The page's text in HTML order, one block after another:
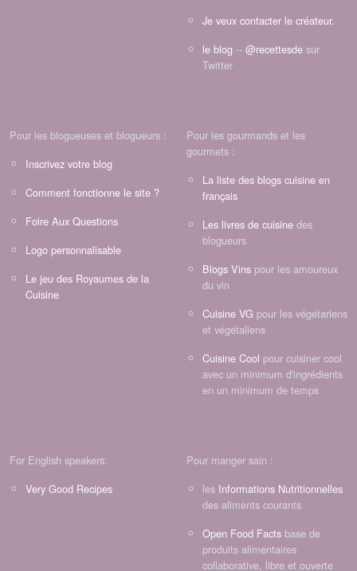
Je veux contacter le créateur.
le blog -- @recettesde sur
Twitter
Pour les blogueuses et blogueurs :
Inscrivez votre blog
Comment fonctionne le site ?
Foire Aux Questions
Logo personnalisable
Le jeu des Royaumes de la
Cuisine
Pour les gourmands et les
gourmets :
La liste des blogs cuisine en
français
Les livres de cuisine des
blogueurs
Blogs Vins pour les amoureux
du vin
Cuisine VG pour les végétariens
et végétaliens
Cuisine Cool pour cuisiner cool
avec un minimum d'ingrédients
en un minimum de temps
For English speakers:
Very Good Recipes
Pour manger sain :
les Informations Nutritionnelles
des aliments courants
Open Food Facts base de
produits alimentaires
collaborative, libre et ouverte